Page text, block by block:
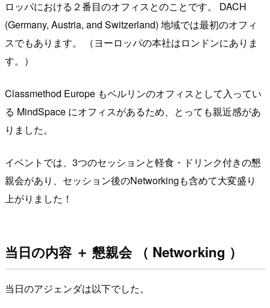
ロッパにおける２番目のオフィスとのことです。 DACH
(Germany, Austria, and Switzerland) 地域では最初のオフィ
スでもあります。 （ヨーロッパの本社はロンドンにありま
す。）
Classmethod Europe もベルリンのオフィスとして入ってい
る MindSpace にオフィスがあるため、とっても親近感があ
りました。
イベントでは、3つのセッションと軽食・ドリンク付きの懇
親会があり、セッション後のNetworkingも含めて大変盛り
上がりました！
当日の内容 ＋ 懇親会 （ Networking ）
当日のアジェンダは以下でした。